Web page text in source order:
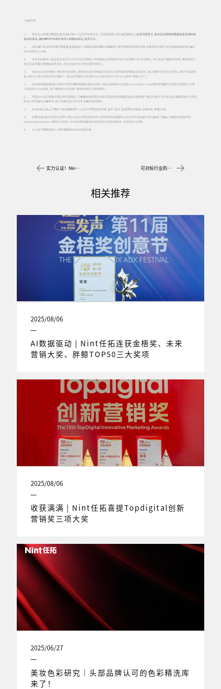
实力认证！Nint任拓入选Morketing《MarTech生态图2023》 可对标行业的电商评论大数据分析来了！全、细、准、省，任拓倾听全新上线！
相关推荐
2025/08/06
AI数据驱动 | Nint任拓连获金梧奖、未来
营销大奖、胖鲸TOP50三大奖项
2025/08/06
收获满满 | Nint任拓喜提Topdigital创新
营销奖三项大奖
2025/06/27
美妆色彩研究｜头部品牌认可的色彩精洗库
来了！